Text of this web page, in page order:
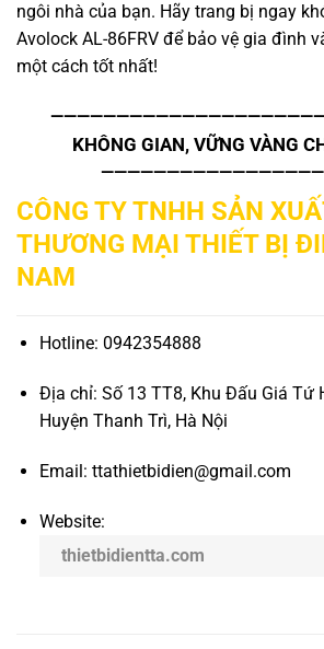
ngôi nhà của bạn. Hãy trang bị ngay
Avolock AL-86FRV để bảo vệ gia đình
một cách tốt nhất!
KHÔNG GIAN, VỮNG VÀNG
CÔNG TY TNHH SẢN
THƯƠNG MẠI THIẾT BỊ
NAM
Hotline: 0942354888
Địa chỉ: Số 13 TT8, Khu Đấu Giá Tứ
Huyện Thanh Trì, Hà Nội
Email: ttathietbidien@gmail.com
Website:
thietbidientta.com